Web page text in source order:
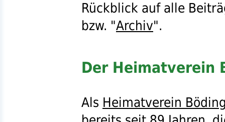
Rückblick auf alle
bzw. "Archiv".
Der Heimatverein
Als Heimatverein